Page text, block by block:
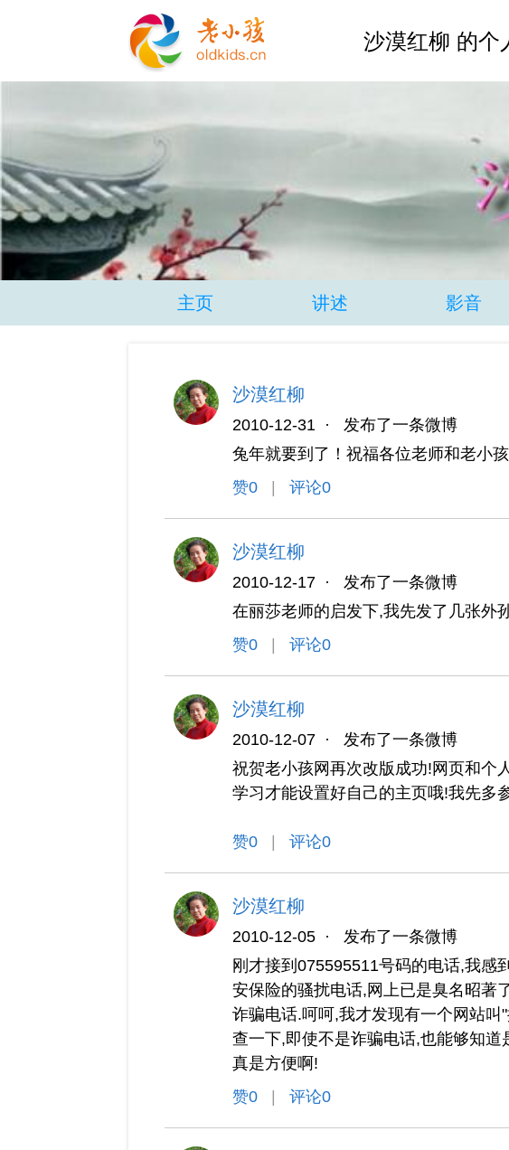
沙漠红柳 的个
主页 讲述 影音
沙漠红柳
2010-12-31 ·
发布了一条微博
兔年就要到了！祝福各位老师和老小
赞0 评论0
沙漠红柳
2010-12-17 ·
发布了一条微博
在丽莎老师的启发下,我先发了几张外
赞0 评论0
沙漠红柳
2010-12-07 ·
发布了一条微博
祝贺老小孩网再次改版成功!网页和个
学习才能设置好自己的主页哦!我先多
赞0 评论0
沙漠红柳
2010-12-05 ·
发布了一条微博
刚才接到075595511号码的电话,我感
安保险的骚扰电话,网上已是臭名昭著
诈骗电话.呵呵,我才发现有一个网站
查一下,即使不是诈骗电话,也能够知
真是方便啊!
赞0 评论0